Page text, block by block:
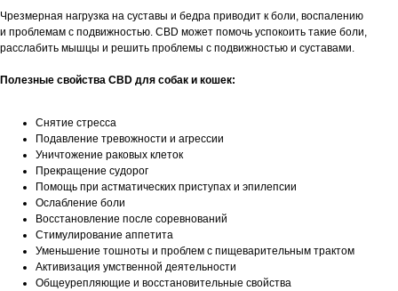
Чрезмерная нагрузка на суставы и бедра приводит к боли, воспалению
и проблемам с подвижностью. CBD может помочь успокоить такие боли,
расслабить мышцы и решить проблемы с подвижностью и суставами.
Полезные свойства CBD для собак и кошек:
Снятие стресса
Подавление тревожности и агрессии
Уничтожение раковых клеток
Прекращение судорог
Помощь при астматических приступах и эпилепсии
Ослабление боли
Восстановление после соревнований
Стимулирование аппетита
Уменьшение тошноты и проблем с пищеварительным трактом
Активизация умственной деятельности
Общеурепляющие и восстановительные свойства